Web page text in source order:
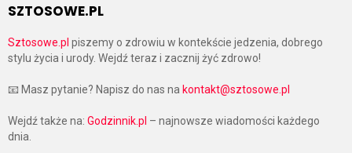
SZTOSOWE.PL
Sztosowe.pl piszemy o zdrowiu w kontekście jedzenia, dobrego
stylu życia i urody. Wejdź teraz i zacznij żyć zdrowo!
📧 Masz pytanie? Napisz do nas na kontakt@sztosowe.pl
Wejdź także na: Godzinnik.pl – najnowsze wiadomości każdego
dnia.